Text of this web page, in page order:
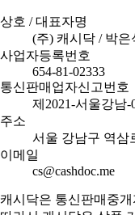
상호 / 대표자명
(주) 캐시닥 / 박은
사업자등록번호
654-81-02333
통신판매업자신고번호
제2021-서울강남-
주소
서울 강남구 역삼
이메일
cs@cashdoc.me
캐시닥은 통신판매중